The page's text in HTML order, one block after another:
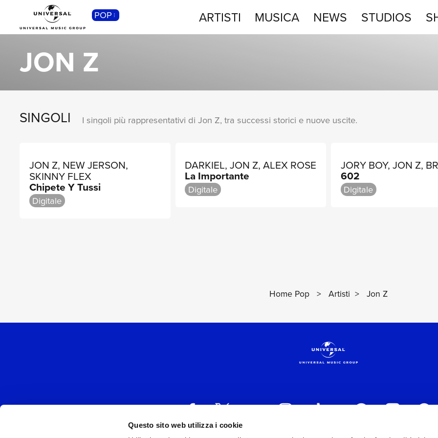
Questo sito web utilizza i cookie
POP ARTISTI MUSICA NEWS STUDIOS
JON Z
SINGOLI I singoli più rappresentativi di Jon Z, tra successi storici e nuove uscite.
JON Z, NEW JERSON,
SKINNY FLEX
Chipete Y Tussi
Digitale
DARKIEL, JON Z, ALEX ROSE
La Importante
Digitale
JORY BOY, JON Z,
602
Digitale
Home Pop > Artisti > Jon Z
CLASSICA
Contemporanea, Moderna...
STUDIOS
SHOP